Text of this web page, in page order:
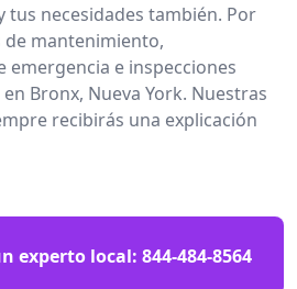
tus necesidades también. Por
de mantenimiento,
emergencia e inspecciones
Bronx, Nueva York. Nuestras
recibirás una explicación
experto local: 844-484-8564